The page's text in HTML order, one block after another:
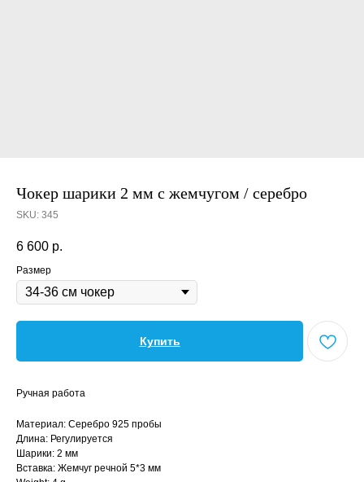
Чокер шарики 2 мм с жемчугом / серебро
SKU: 345
6 600 р.
Размер
Купить
Ручная работа
Материал: Серебро 925 пробы
Длина: Регулируется
Шарики: 2 мм
Вставка: Жемчуг речной 5*3 мм